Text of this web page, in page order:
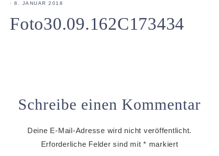
· 8. JANUAR 2018
Foto30.09.162C173434
Schreibe einen Kommentar
Deine E-Mail-Adresse wird nicht veröffentlicht.
Erforderliche Felder sind mit * markiert